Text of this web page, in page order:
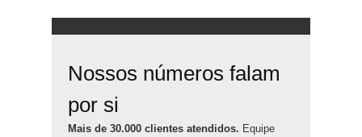
Nossos números falam
por si
Mais de 30.000 clientes atendidos. Equipe